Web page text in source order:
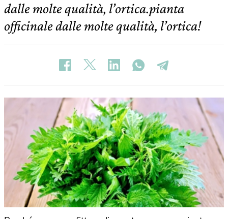
dalle molte qualità, l’ortica.pianta
officinale dalle molte qualità, l’ortica!